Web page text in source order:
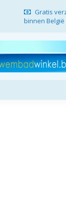
Gratis
binnen België